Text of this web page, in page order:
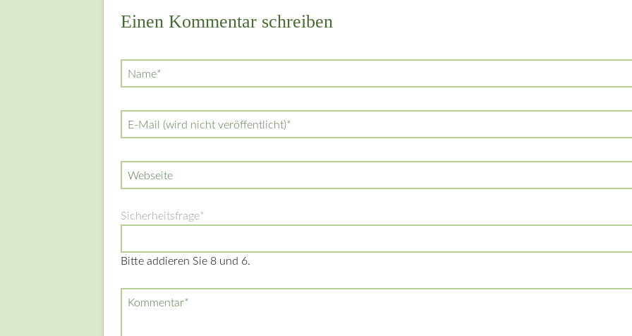
Einen Kommentar schreiben
Pflichtfeld
Name*
Pflichtfeld
E-Mail (wird nicht veröffentlicht)*
Webseite
Pflichtfeld
Sicherheitsfrage*
Bitte addieren Sie 8 und 6.
Pflichtfeld
Kommentar*